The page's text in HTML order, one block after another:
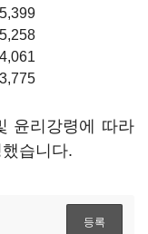
5,399
5,258
4,061
3,775
윤리강령에 따라
습니다.